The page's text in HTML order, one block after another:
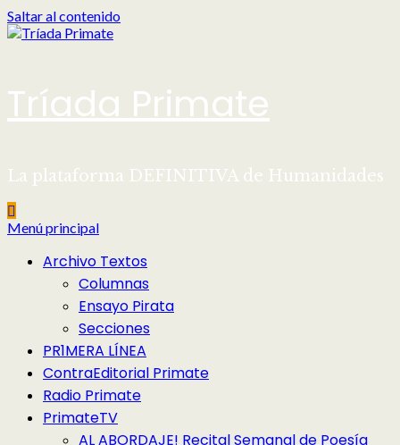
Saltar al contenido
Tríada Primate
La plataforma DEFINITIVA de Humanidades
Menú principal
Archivo Textos
Columnas
Ensayo Pirata
Secciones
PR1MERA LÍNEA
ContraEditorial Primate
Radio Primate
PrimateTV
AL ABORDAJE! Recital Semanal de Poesía